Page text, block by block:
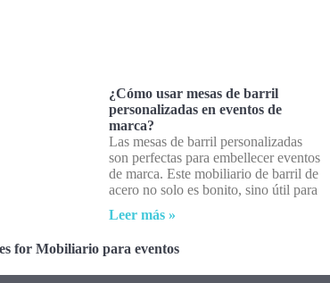
¿Cómo usar mesas de barril
personalizadas en eventos de
marca?
Las mesas de barril personalizadas
son perfectas para embellecer eventos
de marca. Este mobiliario de barril de
acero no solo es bonito, sino útil para
Leer más »
for Mobiliario para eventos